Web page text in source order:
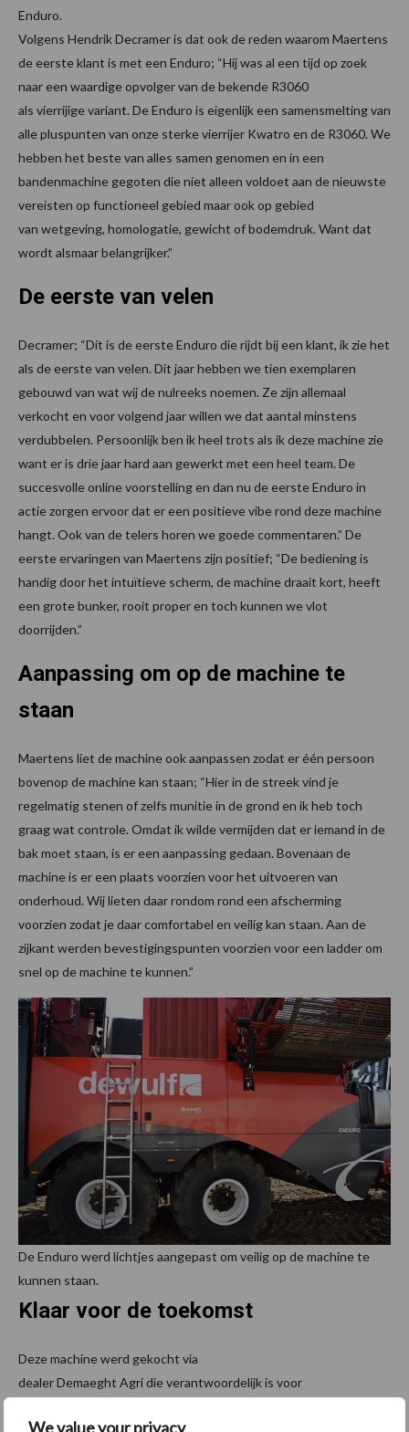
We value your privacy
Enduro.
Volgens Hendrik Decramer is dat ook de reden waarom Maertens
de eerste klant is met een Enduro; “Hij was al een tijd op zoek
naar een waardige opvolger van de bekende R3060
als vierrijige variant. De Enduro is eigenlijk een samensmelting van
alle pluspunten van onze sterke vierrijer Kwatro en de R3060. We
hebben het beste van alles samen genomen en in een
bandenmachine gegoten die niet alleen voldoet aan de nieuwste
vereisten op functioneel gebied maar ook op gebied
van wetgeving, homologatie, gewicht of bodemdruk. Want dat
wordt alsmaar belangrijker.”
De eerste van velen
Decramer; “Dit is de eerste Enduro die rijdt bij een klant, ik zie het
als de eerste van velen. Dit jaar hebben we tien exemplaren
gebouwd van wat wij de nulreeks noemen. Ze zijn allemaal
verkocht en voor volgend jaar willen we dat aantal minstens
verdubbelen. Persoonlijk ben ik heel trots als ik deze machine zie
want er is drie jaar hard aan gewerkt met een heel team. De
succesvolle online voorstelling en dan nu de eerste Enduro in
actie zorgen ervoor dat er een positieve vibe rond deze machine
hangt. Ook van de telers horen we goede commentaren.” De
eerste ervaringen van Maertens zijn positief; “De bediening is
handig door het intuïtieve scherm, de machine draait kort, heeft
een grote bunker, rooit proper en toch kunnen we vlot
doorrijden.”
Aanpassing om op de machine te
staan
Maertens liet de machine ook aanpassen zodat er één persoon
bovenop de machine kan staan; “Hier in de streek vind je
regelmatig stenen of zelfs munitie in de grond en ik heb toch
graag wat controle. Omdat ik wilde vermijden dat er iemand in de
bak moet staan, is er een aanpassing gedaan. Bovenaan de
machine is er een plaats voorzien voor het uitvoeren van
onderhoud. Wij lieten daar rondom rond een afscherming
voorzien zodat je daar comfortabel en veilig kan staan. Aan de
zijkant werden bevestigingspunten voorzien voor een ladder om
snel op de machine te kunnen.”
De Enduro werd lichtjes aangepast om veilig op de machine te
kunnen staan.
Klaar voor de toekomst
Deze machine werd gekocht via
dealer Demaeght Agri die verantwoordelijk is voor